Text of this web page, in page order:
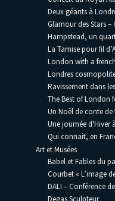
Deux géants à
Glamour des Stars
Hampstead, un
La Tamise pour fil
London with a
Londres
Ravissement dans
The Best of London
Un Noël de conte de
Une journée d'Hiver
Qui connait, en
Art et Musées
Babel et Fables du
Courbet « L’image
DALI – Conférence
Degas Sculpteur